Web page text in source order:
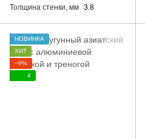
Толщина стенки, мм 3.8
НОВИНКА
ХИТ
−9%
4